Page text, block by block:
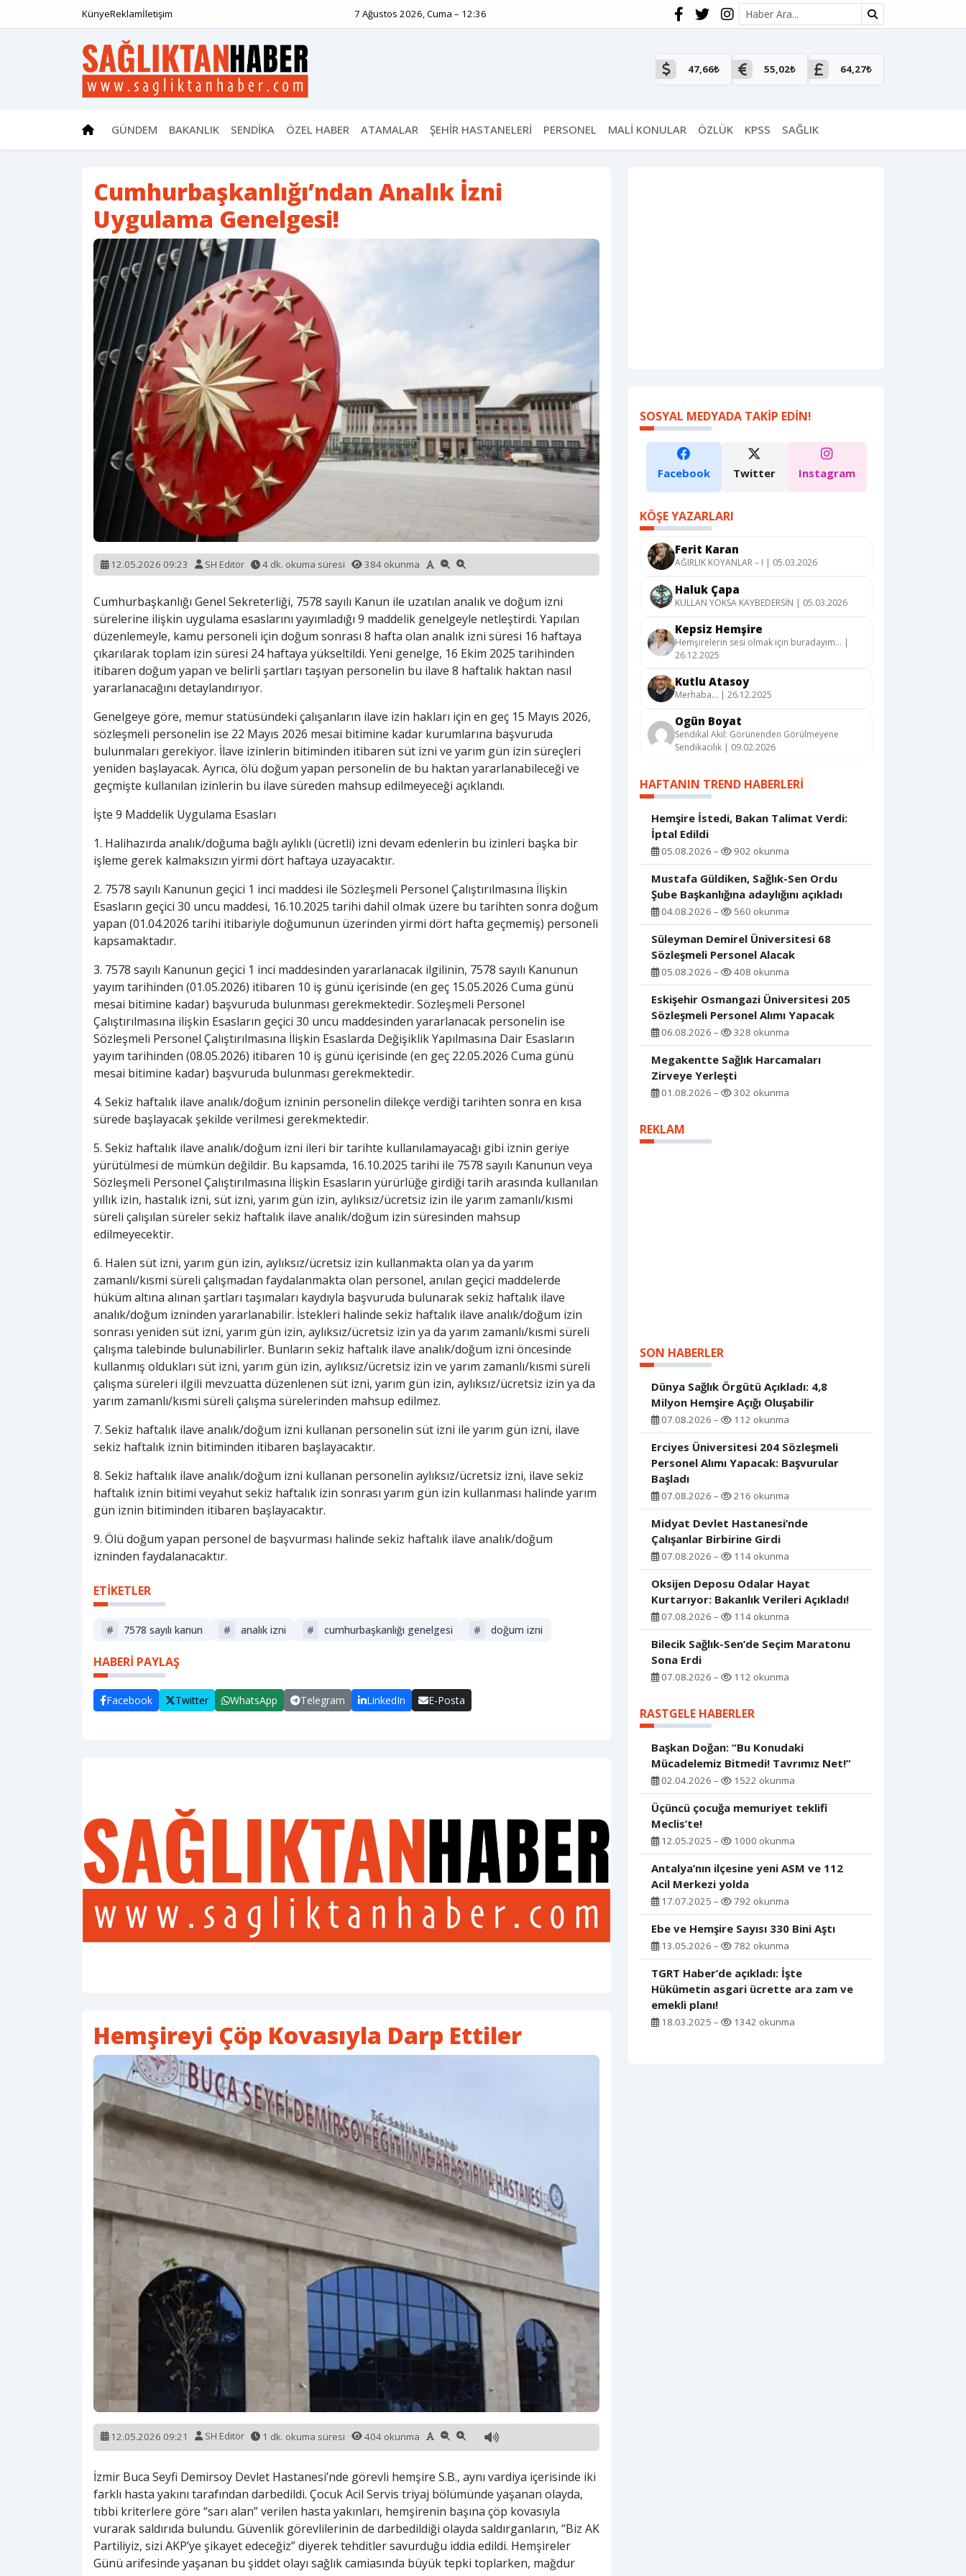
KünyeReklamİletişim 7 Ağustos 2026, Cuma – 12:36 Site içi arama
47,66₺ 55,02₺ 64,27₺
GÜNDEM BAKANLIK SENDİKA ÖZEL HABER ATAMALAR ŞEHİR HASTANELERİ PERSONEL MALİ KONULAR ÖZLÜK KPSS SAĞLIK
Cumhurbaşkanlığı’ndan Analık İzni
Uygulama Genelgesi!
12.05.2026 09:23 SH Editör 4 dk. okuma süresi 384 okunma
Cumhurbaşkanlığı Genel Sekreterliği, 7578 sayılı Kanun ile uzatılan analık ve doğum izni
sürelerine ilişkin uygulama esaslarını yayımladığı 9 maddelik genelgeyle netleştirdi. Yapılan
düzenlemeyle, kamu personeli için doğum sonrası 8 hafta olan analık izni süresi 16 haftaya
çıkarılarak toplam izin süresi 24 haftaya yükseltildi. Yeni genelge, 16 Ekim 2025 tarihinden
itibaren doğum yapan ve belirli şartları taşıyan personelin bu ilave 8 haftalık haktan nasıl
yararlanacağını detaylandırıyor.
Genelgeye göre, memur statüsündeki çalışanların ilave izin hakları için en geç 15 Mayıs 2026,
sözleşmeli personelin ise 22 Mayıs 2026 mesai bitimine kadar kurumlarına başvuruda
bulunmaları gerekiyor. İlave izinlerin bitiminden itibaren süt izni ve yarım gün izin süreçleri
yeniden başlayacak. Ayrıca, ölü doğum yapan personelin de bu haktan yararlanabileceği ve
geçmişte kullanılan izinlerin bu ilave süreden mahsup edilmeyeceği açıklandı.
İşte 9 Maddelik Uygulama Esasları
1. Halihazırda analık/doğuma bağlı aylıklı (ücretli) izni devam edenlerin bu izinleri başka bir
işleme gerek kalmaksızın yirmi dört haftaya uzayacaktır.
2. 7578 sayılı Kanunun geçici 1 inci maddesi ile Sözleşmeli Personel Çalıştırılmasına İlişkin
Esasların geçici 30 uncu maddesi, 16.10.2025 tarihi dahil olmak üzere bu tarihten sonra doğum
yapan (01.04.2026 tarihi itibariyle doğumunun üzerinden yirmi dört hafta geçmemiş) personeli
kapsamaktadır.
3. 7578 sayılı Kanunun geçici 1 inci maddesinden yararlanacak ilgilinin, 7578 sayılı Kanunun
yayım tarihinden (01.05.2026) itibaren 10 iş günü içerisinde (en geç 15.05.2026 Cuma günü
mesai bitimine kadar) başvuruda bulunması gerekmektedir. Sözleşmeli Personel
Çalıştırılmasına ilişkin Esasların geçici 30 uncu maddesinden yararlanacak personelin ise
Sözleşmeli Personel Çalıştırılmasına İlişkin Esaslarda Değişiklik Yapılmasına Dair Esasların
yayım tarihinden (08.05.2026) itibaren 10 iş günü içerisinde (en geç 22.05.2026 Cuma günü
mesai bitimine kadar) başvuruda bulunması gerekmektedir.
4. Sekiz haftalık ilave analık/doğum izninin personelin dilekçe verdiği tarihten sonra en kısa
sürede başlayacak şekilde verilmesi gerekmektedir.
5. Sekiz haftalık ilave analık/doğum izni ileri bir tarihte kullanılamayacağı gibi iznin geriye
yürütülmesi de mümkün değildir. Bu kapsamda, 16.10.2025 tarihi ile 7578 sayılı Kanunun veya
Sözleşmeli Personel Çalıştırılmasına İlişkin Esasların yürürlüğe girdiği tarih arasında kullanılan
yıllık izin, hastalık izni, süt izni, yarım gün izin, aylıksız/ücretsiz izin ile yarım zamanlı/kısmi
süreli çalışılan süreler sekiz haftalık ilave analık/doğum izin süresinden mahsup
edilmeyecektir.
6. Halen süt izni, yarım gün izin, aylıksız/ücretsiz izin kullanmakta olan ya da yarım
zamanlı/kısmi süreli çalışmadan faydalanmakta olan personel, anılan geçici maddelerde
hüküm altına alınan şartları taşımaları kaydıyla başvuruda bulunarak sekiz haftalık ilave
analık/doğum izninden yararlanabilir. İstekleri halinde sekiz haftalık ilave analık/doğum izin
sonrası yeniden süt izni, yarım gün izin, aylıksız/ücretsiz izin ya da yarım zamanlı/kısmi süreli
çalışma talebinde bulunabilirler. Bunların sekiz haftalık ilave analık/doğum izni öncesinde
kullanmış oldukları süt izni, yarım gün izin, aylıksız/ücretsiz izin ve yarım zamanlı/kısmi süreli
çalışma süreleri ilgili mevzuatta düzenlenen süt izni, yarım gün izin, aylıksız/ücretsiz izin ya da
yarım zamanlı/kısmi süreli çalışma sürelerinden mahsup edilmez.
7. Sekiz haftalık ilave analık/doğum izni kullanan personelin süt izni ile yarım gün izni, ilave
sekiz haftalık iznin bitiminden itibaren başlayacaktır.
8. Sekiz haftalık ilave analık/doğum izni kullanan personelin aylıksız/ücretsiz izni, ilave sekiz
haftalık iznin bitimi veyahut sekiz haftalık izin sonrası yarım gün izin kullanması halinde yarım
gün iznin bitiminden itibaren başlayacaktır.
9. Ölü doğum yapan personel de başvurması halinde sekiz haftalık ilave analık/doğum
izninden faydalanacaktır.
ETİKETLER
# 7578 sayılı kanun # analık izni # cumhurbaşkanlığı genelgesi # doğum izni
HABERİ PAYLAŞ
Facebook Twitter WhatsApp Telegram LinkedIn E-Posta
Hemşireyi Çöp Kovasıyla Darp Ettiler
12.05.2026 09:21 SH Editör 1 dk. okuma süresi 404 okunma
İzmir Buca Seyfi Demirsoy Devlet Hastanesi’nde görevli hemşire S.B., aynı vardiya içerisinde iki
farklı hasta yakını tarafından darbedildi. Çocuk Acil Servis triyaj bölümünde yaşanan olayda,
tıbbi kriterlere göre “sarı alan” verilen hasta yakınları, hemşirenin başına çöp kovasıyla
vurarak saldırıda bulundu. Güvenlik görevlilerinin de darbedildiği olayda saldırganların, “Biz AK
Partiliyiz, sizi AKP’ye şikayet edeceğiz” diyerek tehditler savurduğu iddia edildi. Hemşireler
Günü arifesinde yaşanan bu şiddet olayı sağlık camiasında büyük tepki toplarken, mağdur
SOSYAL MEDYADA TAKIP EDIN!
Facebook Twitter Instagram
KÖŞE YAZARLARI
Ferit Karan
AĞIRLIK KOYANLAR – I | 05.03.2026
Haluk Çapa
KULLAN YOKSA KAYBEDERSİN | 05.03.2026
Kepsiz Hemşire
Hemşirelerin sesi olmak için buradayım… |
26.12.2025
Kutlu Atasoy
Merhaba… | 26.12.2025
Ogün Boyat
Sendikal Akıl: Görünenden Görülmeyene
Sendikacılık | 09.02.2026
HAFTANIN TREND HABERLERI
Hemşire İstedi, Bakan Talimat Verdi:
İptal Edildi
05.08.2026 – 902 okunma
Mustafa Güldiken, Sağlık-Sen Ordu
Şube Başkanlığına adaylığını açıkladı
04.08.2026 – 560 okunma
Süleyman Demirel Üniversitesi 68
Sözleşmeli Personel Alacak
05.08.2026 – 408 okunma
Eskişehir Osmangazi Üniversitesi 205
Sözleşmeli Personel Alımı Yapacak
06.08.2026 – 328 okunma
Megakentte Sağlık Harcamaları
Zirveye Yerleşti
01.08.2026 – 302 okunma
REKLAM
SON HABERLER
Dünya Sağlık Örgütü Açıkladı: 4,8
Milyon Hemşire Açığı Oluşabilir
07.08.2026 – 112 okunma
Erciyes Üniversitesi 204 Sözleşmeli
Personel Alımı Yapacak: Başvurular
Başladı
07.08.2026 – 216 okunma
Midyat Devlet Hastanesi’nde
Çalışanlar Birbirine Girdi
07.08.2026 – 114 okunma
Oksijen Deposu Odalar Hayat
Kurtarıyor: Bakanlık Verileri Açıkladı!
07.08.2026 – 114 okunma
Bilecik Sağlık-Sen’de Seçim Maratonu
Sona Erdi
07.08.2026 – 112 okunma
RASTGELE HABERLER
Başkan Doğan: “Bu Konudaki
Mücadelemiz Bitmedi! Tavrımız Net!”
02.04.2026 – 1522 okunma
Üçüncü çocuğa memuriyet teklifi
Meclis’te!
12.05.2025 – 1000 okunma
Antalya’nın ilçesine yeni ASM ve 112
Acil Merkezi yolda
17.07.2025 – 792 okunma
Ebe ve Hemşire Sayısı 330 Bini Aştı
13.05.2026 – 782 okunma
TGRT Haber’de açıkladı: İşte
Hükümetin asgari ücrette ara zam ve
emekli planı!
18.03.2025 – 1342 okunma